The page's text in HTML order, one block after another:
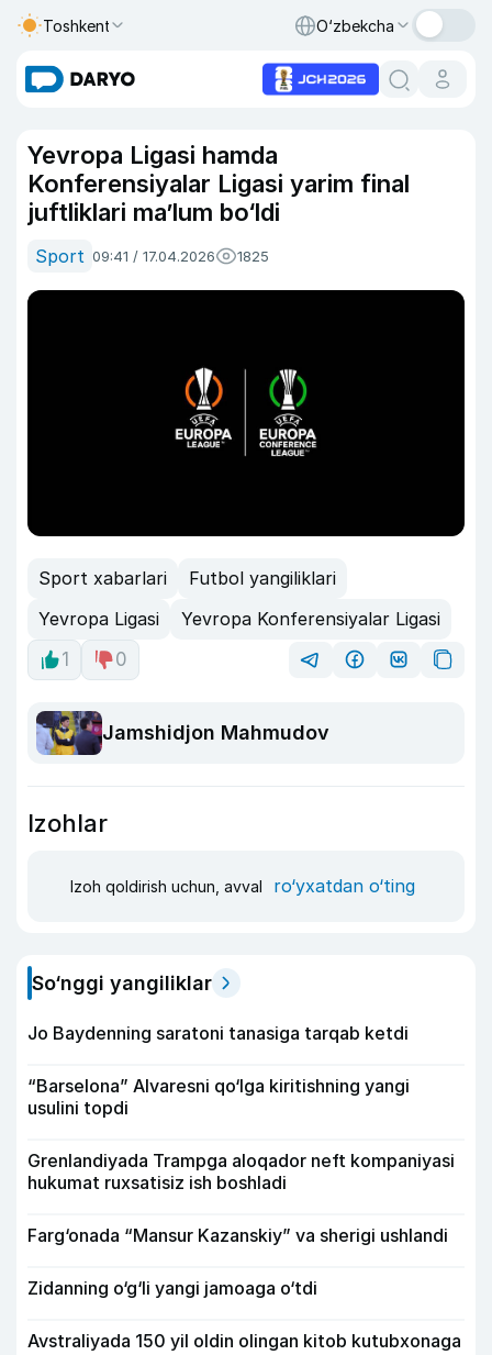
Toshkent O‘zbekcha
Yevropa Ligasi hamda
Konferensiyalar Ligasi yarim final
juftliklari ma’lum bo‘ldi
Sport 09:41 / 17.04.2026 1825
Sport xabarlari
Futbol yangiliklari
Yevropa Ligasi
Yevropa Konferensiyalar Ligasi
1
0
Jamshidjon Mahmudov
Izohlar
Izoh qoldirish uchun, avval ro‘yxatdan o‘ting
So‘nggi yangiliklar
Jo Baydenning saratoni tanasiga tarqab ketdi
“Barselona” Alvaresni qo‘lga kiritishning yangi
usulini topdi
Grenlandiyada Trampga aloqador neft kompaniyasi
hukumat ruxsatisiz ish boshladi
Farg‘onada “Mansur Kazanskiy” va sherigi ushlandi
Zidanning o‘g‘li yangi jamoaga o‘tdi
Avstraliyada 150 yil oldin olingan kitob kutubxonaga